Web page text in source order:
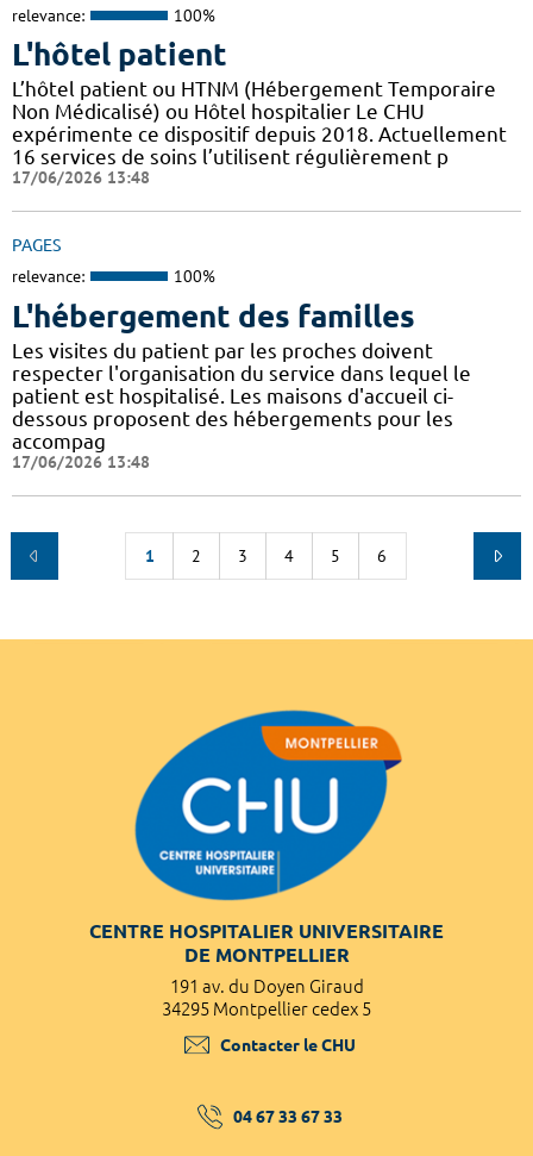
relevance: 100%
L'hôtel patient
L’hôtel patient ​​ou HTNM (Hébergement Temporaire
Non Médicalisé)​​​​​​ ou Hôtel hospitalier Le CHU
expérimente ce dispositif depuis 2018. Actuellement
16 services de soins l’utilisent régulièrement p
17/06/2026 13:48
PAGES
relevance: 100%
L'hébergement des familles
Les visites du patient par les proches doivent
respecter l'organisation du service dans lequel le
patient est hospitalisé. Les maisons d'accueil ci-
dessous proposent des hébergements pour les
accompag
17/06/2026 13:48
1 2 3 4 5 6
CENTRE HOSPITALIER UNIVERSITAIRE
DE MONTPELLIER
191 av. du Doyen Giraud
34295 Montpellier cedex 5
Contacter le CHU
04 67 33 67 33